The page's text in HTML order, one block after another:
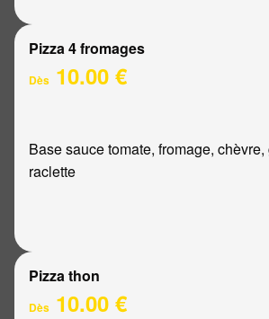
Pizza 4 fromages
Dès 10.00 €
Base sauce tomate, fromage,
raclette
Pizza thon
Dès 10.00 €